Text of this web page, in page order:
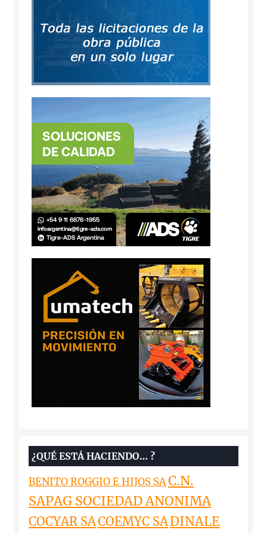
¿QUÉ ESTÁ HACIENDO… ?
BENITO ROGGIO E HIJOS SAC.N.
SAPAG SOCIEDAD ANONIMA
COCYAR SACOEMYC SADINALE